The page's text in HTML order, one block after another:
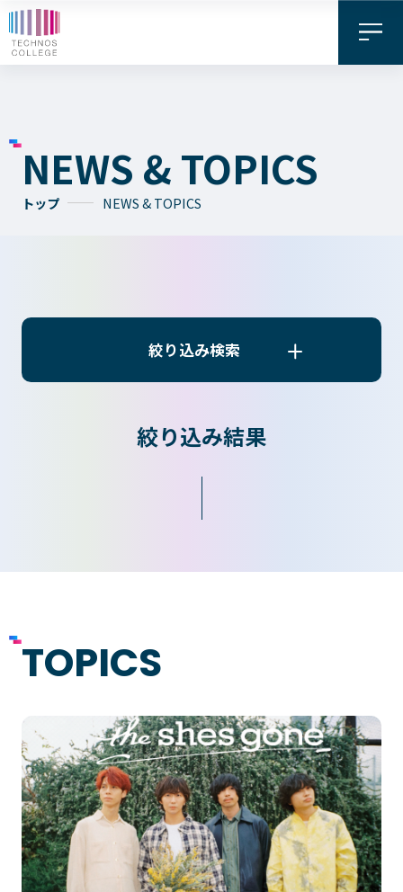
パンフレット
地域の
皆さまへ
テクノスカレッジの学びの特長
卒後ビジョン
4つの学びのプラン
大学コース
TECHNOSゼミ
グローバルラーニング
ビジネスパーク
学院のご紹介
建学の精神・学院長挨拶
沿革（学院の歴史）
NEWS & TOPICS
トップ NEWS & TOPICS
絞り込み検索
絞り込み結果
TOPICS